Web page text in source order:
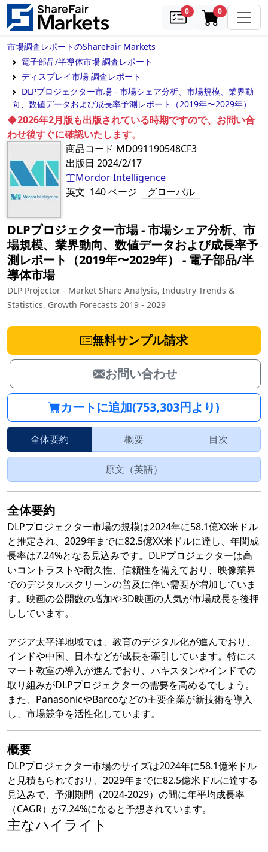
0samples0in cart
市場調査レポートのShareFair Markets
電子部品/半導体市場 調査レポート
ディスプレイ市場 調査レポート
DLPプロジェクター市場 - 市場シェア分析、市場規模、業界動
向、数値データおよび成長率予測レポート（2019年〜2029年）
◆2026年2月版も出版されている時期ですので、お問い合
わせ後すぐに確認いたします。
商品コード MD091190548CF3
出版日 2024/2/17
Mordor Intelligence
英文 140ページ グローバル
DLPプロジェクター市場 - 市場シェア分析、市
場規模、業界動向、数値データおよび成長率予
測レポート（2019年〜2029年）
‐ 電子部品/半
導体市場
DLP Projector - Market Share Analysis, Industry Trends &
Statistics, Growth Forecasts 2019 - 2029
無料サンプル請求
お問い合わせ
カートに追加(753,303円より)
全体要約 概要 目次
原文（英語）
全体要約
DLPプロジェクター市場の規模は2024年に58.1億XX米ドル
と推定され、2029年までに82.5億XX米ドルに達し、年間成
長率は7.24%となる見込みです。DLPプロジェクターは高
いコントラストや耐久性、信頼性を備えており、映像業界
でのデジタルスクリーンの普及に伴い需要が増加していま
す。映画の公開数の増加や3D映画の人気が市場成長を後押
ししています。
アジア太平洋地域では、教育のデジタル化が進んでおり、
インドや中国、日本などが成長を牽引しています。特にス
マート教室の導入が進んでおり、パキスタンやインドでの
取り組みがDLPプロジェクターの需要を高めるでしょう。
また、PanasonicやBarcoなどの主要企業が新技術を導入
し、市場競争を活性化しています。
概要
DLPプロジェクター市場のサイズは2024年に58.1億米ドル
と見積もられており、2029年までに82.5億米ドルに達する
見込みで、予測期間（2024-2029）の間に年平均成長率
（CAGR）が7.24%になると予想されています。
主なハイライト